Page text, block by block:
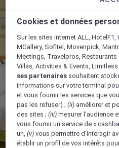
Cookies et données
Sur les sites internet ALL, HotelF1,
MGallery, Sofitel, Movenpick,
Meetings, Travelpros,
Villas, Activities & Events,
ses partenaires souhaitent
informations sur votre terminal
et vous fournir les services que
pas les refuser) ;(ii) améliorer et
des sites ;(iii) mesurer l'audience
vous fournir un service de «
un,(v)vous permettre d'interagir
établir un profil de vos intérêts